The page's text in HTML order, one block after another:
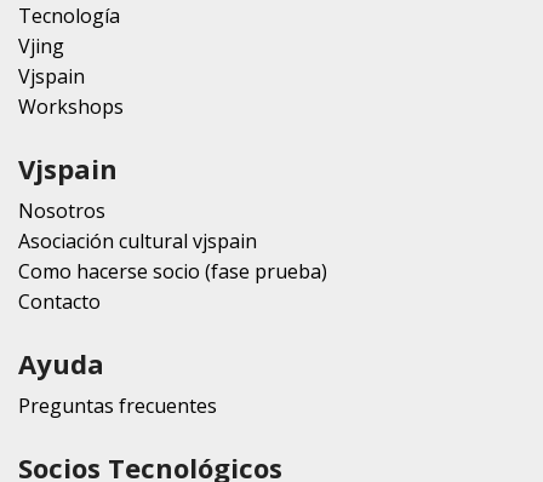
Tecnología
Vjing
Vjspain
Workshops
Vjspain
Nosotros
Asociación cultural vjspain
Como hacerse socio (fase prueba)
Contacto
Ayuda
Preguntas frecuentes
Socios Tecnológicos